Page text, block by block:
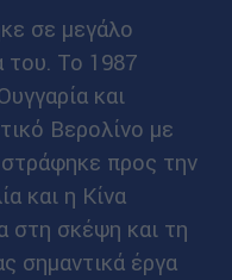
σε μεγάλο
του. Το 1987
και
Βερολίνο με
προς την
και η Κίνα
στη σκέψη και τη
σημαντικά έργα